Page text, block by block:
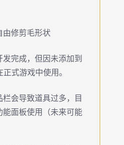
由修剪毛形状
完成，但因未添加到
式游戏中使用。
会导致道具过多，目
面板使用（未来可能